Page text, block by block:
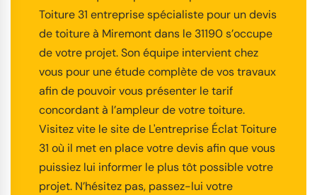
Toiture 31 entreprise spécialiste pour un devis
de toiture à Miremont dans le 31190 s’occupe
de votre projet. Son équipe intervient chez
vous pour une étude complète de vos travaux
afin de pouvoir vous présenter le tarif
concordant à l’ampleur de votre toiture.
Visitez vite le site de L'entreprise Éclat Toiture
31 où il met en place votre devis afin que vous
puissiez lui informer le plus tôt possible votre
projet. N’hésitez pas, passez-lui votre